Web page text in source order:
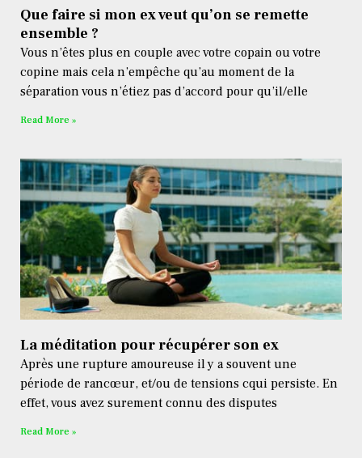
Que faire si mon ex veut qu’on se remette
ensemble ?
Vous n’êtes plus en couple avec votre copain ou votre
copine mais cela n’empêche qu’au moment de la
séparation vous n’étiez pas d’accord pour qu’il/elle
Read More »
La méditation pour récupérer son ex
Après une rupture amoureuse il y a souvent une
période de rancœur, et/ou de tensions cqui persiste. En
effet, vous avez surement connu des disputes
Read More »